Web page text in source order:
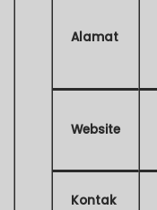
Alamat
Website
Kontak